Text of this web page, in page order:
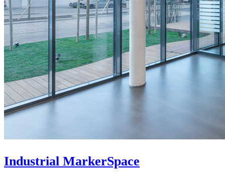
Industrial MarkerSpace